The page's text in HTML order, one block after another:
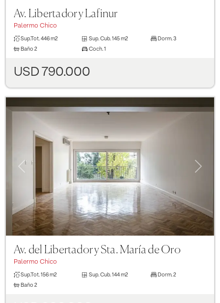
Av. Libertador y Lafinur
Palermo Chico
Sup.Tot. 446 m2 Sup. Cub. 145 m2 Dorm. 3
Baño 2 Coch. 1
USD 790.000
Previous
Av. del Libertador y Sta. María de Oro
Palermo Chico
Sup.Tot. 156 m2 Sup. Cub. 144 m2 Dorm. 2
Baño 2